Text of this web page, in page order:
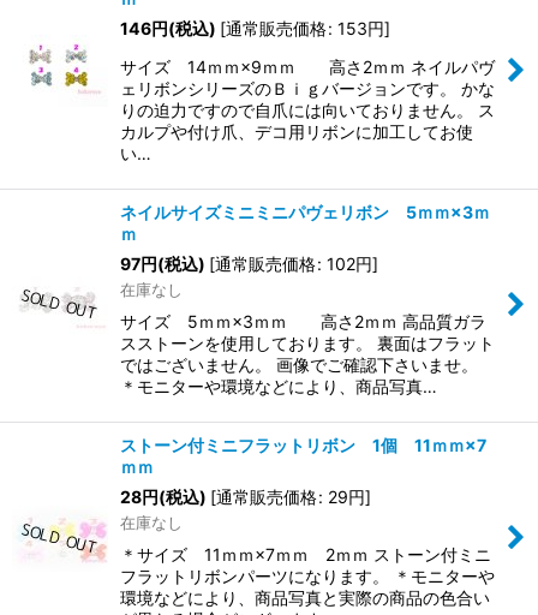
146円(税込) [通常販売価格: 153円]
サイズ 14ｍｍ×9ｍｍ 高さ2ｍｍ ネイルパヴ
ェリボンシリーズのＢｉｇバージョンです。 かな
りの迫力ですので自爪には向いておりません。 ス
カルプや付け爪、デコ用リボンに加工してお使
い…
ネイルサイズミニミニパヴェリボン 5ｍｍ×3ｍ
ｍ
97円(税込) [通常販売価格: 102円]
在庫なし
サイズ 5ｍｍ×3ｍｍ 高さ2ｍｍ 高品質ガラ
スストーンを使用しております。 裏面はフラット
ではございません。 画像でご確認下さいませ。
＊モニターや環境などにより、商品写真…
ストーン付ミニフラットリボン 1個 11ｍｍ×7
ｍｍ
28円(税込) [通常販売価格: 29円]
在庫なし
＊サイズ 11ｍｍ×7ｍｍ 2ｍｍ ストーン付ミニ
フラットリボンパーツになります。 ＊モニターや
環境などにより、商品写真と実際の商品の色合い